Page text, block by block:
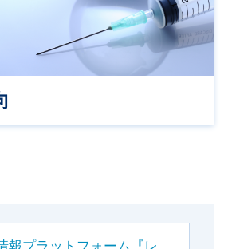
報プラットフォーム『レ